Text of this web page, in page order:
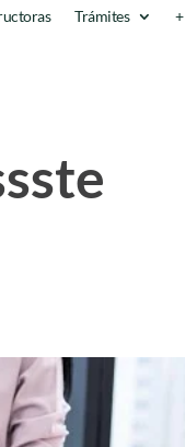
Trámites